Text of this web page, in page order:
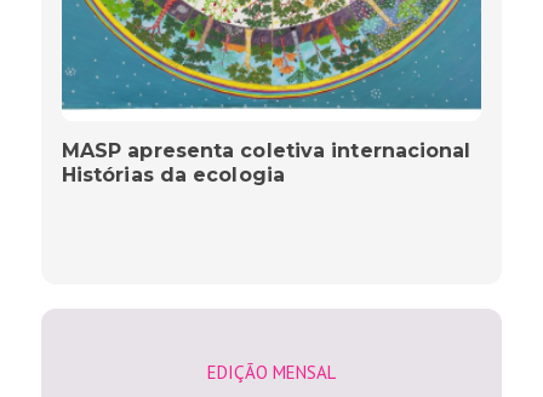
MASP apresenta coletiva internacional
Histórias da ecologia
EDIÇÃO MENSAL